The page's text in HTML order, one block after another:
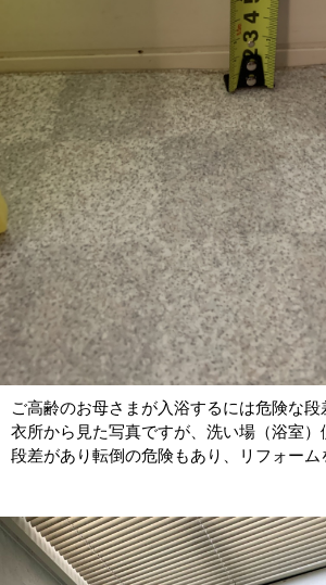
ご高齢のお母さまが入浴するには危険な
衣所から見た写真ですが、洗い場（浴室
段差があり転倒の危険もあり、リフォーム